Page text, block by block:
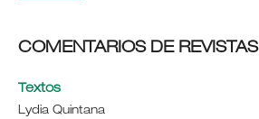
COMENTARIOS DE REVISTAS
Textos
Lydia Quintana